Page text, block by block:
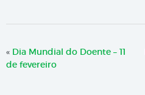
« Dia Mundial do Doente – 11
de fevereiro